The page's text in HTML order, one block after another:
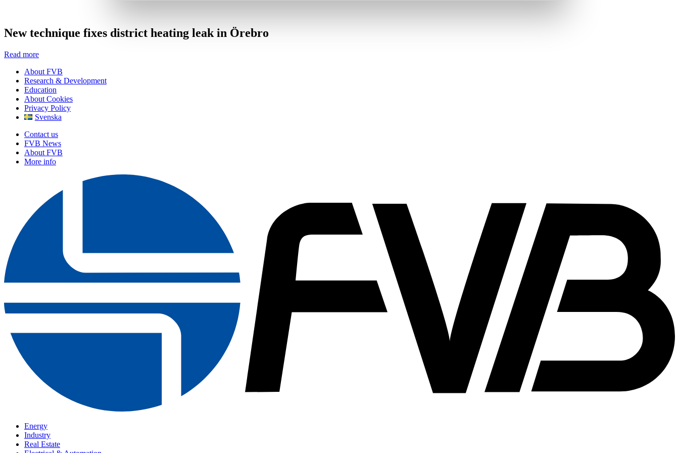
New technique fixes district heating leak in Örebro
Read more
About FVB
Research & Development
Education
About Cookies
Privacy Policy
Svenska
Contact us
FVB News
About FVB
More info
Energy
Industry
Real Estate